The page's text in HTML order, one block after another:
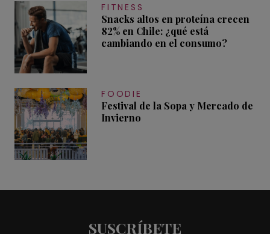
FITNESS
Snacks altos en proteína crecen
82% en Chile: ¿qué está
cambiando en el consumo?
FOODIE
Festival de la Sopa y Mercado de
Invierno
SUSCRÍBETE